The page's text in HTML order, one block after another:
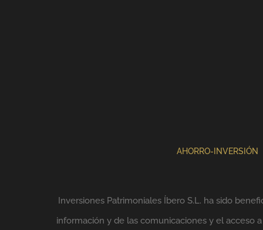
AHORRO-INVERSIÓN
Inversiones Patrimoniales Íbero S.L. ha sido
información y de las comunicaciones y el acceso